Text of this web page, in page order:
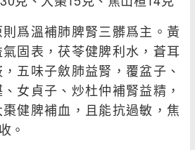
爲溫補肺脾腎三髒爲主。黃
固表，茯苓健脾利水，蒼耳
五味子斂肺益腎，覆盆子、
女貞子、炒杜仲補腎益精，
健脾補血，且能抗過敏，焦
。